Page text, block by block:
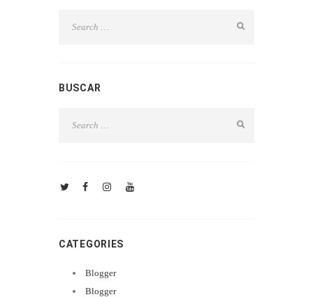
BUSCAR
CATEGORIES
Blogger
Blogger